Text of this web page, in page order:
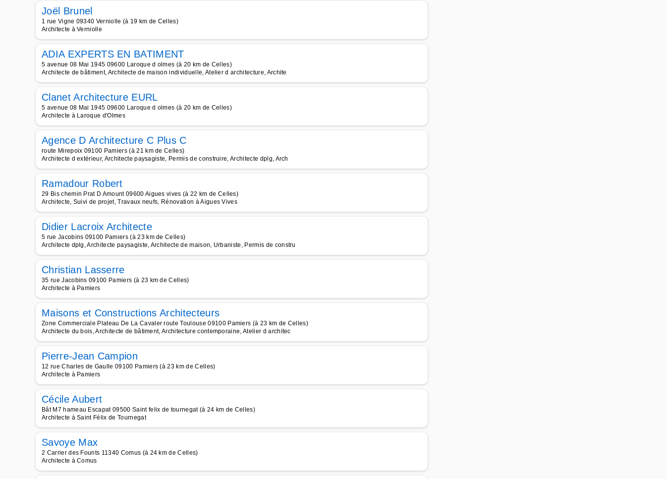
Joël Brunel
1 rue Vigne 09340 Verniolle (à 19 km de Celles)
Architecte à Verniolle
ADIA EXPERTS EN BATIMENT
5 avenue 08 Mai 1945 09600 Laroque d olmes (à 20 km de Celles)
Architecte de bâtiment, Architecte de maison individuelle, Atelier d architecture, Archite
Clanet Architecture EURL
5 avenue 08 Mai 1945 09600 Laroque d olmes (à 20 km de Celles)
Architecte à Laroque d'Olmes
Agence D Architecture C Plus C
route Mirepoix 09100 Pamiers (à 21 km de Celles)
Architecte d extérieur, Architecte paysagiste, Permis de construire, Architecte dplg, Arch
Ramadour Robert
29 Bis chemin Prat D Amount 09600 Aigues vives (à 22 km de Celles)
Architecte, Suivi de projet, Travaux neufs, Rénovation à Aigues Vives
Didier Lacroix Architecte
5 rue Jacobins 09100 Pamiers (à 23 km de Celles)
Architecte dplg, Architecte paysagiste, Architecte de maison, Urbaniste, Permis de constru
Christian Lasserre
35 rue Jacobins 09100 Pamiers (à 23 km de Celles)
Architecte à Pamiers
Maisons et Constructions Architecteurs
Zone Commerciale Plateau De La Cavaler route Toulouse 09100 Pamiers (à 23 km de Celles)
Architecte du bois, Architecte de bâtiment, Architecture contemporaine, Atelier d architec
Pierre-Jean Campion
12 rue Charles de Gaulle 09100 Pamiers (à 23 km de Celles)
Architecte à Pamiers
Cécile Aubert
Bât M7 hameau Escapat 09500 Saint felix de tournegat (à 24 km de Celles)
Architecte à Saint Félix de Tournegat
Savoye Max
2 Carrier des Founts 11340 Comus (à 24 km de Celles)
Architecte à Comus